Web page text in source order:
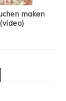
maken